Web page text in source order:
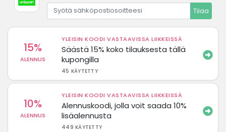
Tilaa
15%
ALENNUS
YLEISIN KOODI VASTAAVISSA LIIKKEISSÄ
Säästä 15% koko tilauksesta tällä
kupongilla
45 KÄYTETTY
10%
ALENNUS
YLEISIN KOODI VASTAAVISSA LIIKKEISSÄ
Alennuskoodi, jolla voit saada 10%
lisäalennusta
449 KÄYTETTY